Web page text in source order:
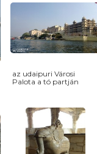
az udaipuri Városi
Palota a tó partján